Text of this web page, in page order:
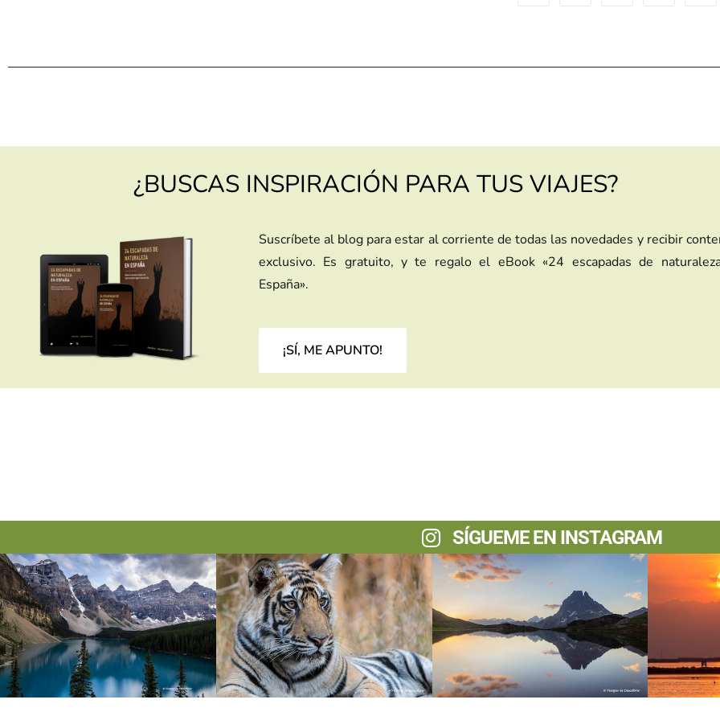
¿BUSCAS INSPIRACIÓN PARA TUS VIAJES?
Suscríbete al blog para estar al corriente de todas las novedades y recibir
exclusivo. Es gratuito, y te regalo el eBook «24 escapadas de
España».
¡SÍ, ME APUNTO!
SÍGUEME EN INSTAGRAM